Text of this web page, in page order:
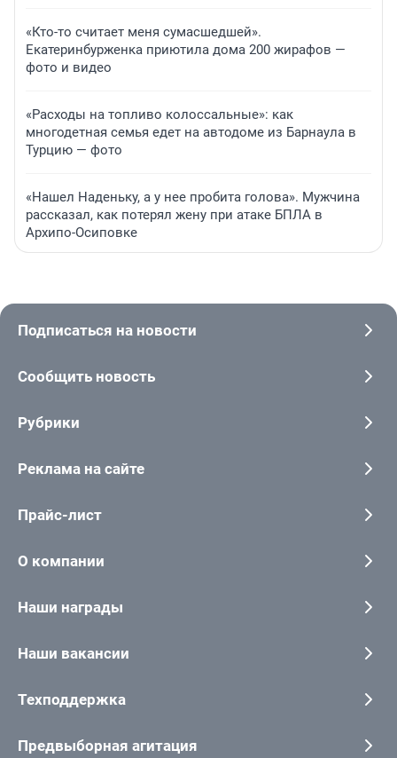
«Кто-то считает меня сумасшедшей».
Екатеринбурженка приютила дома 200 жирафов —
фото и видео
«Расходы на топливо колоссальные»: как
многодетная семья едет на автодоме из Барнаула в
Турцию — фото
«Нашел Наденьку, а у нее пробита голова». Мужчина
рассказал, как потерял жену при атаке БПЛА в
Архипо-Осиповке
Подписаться на новости
Сообщить новость
Рубрики
Реклама на сайте
Прайс-лист
О компании
Наши награды
Наши вакансии
Техподдержка
Предвыборная агитация